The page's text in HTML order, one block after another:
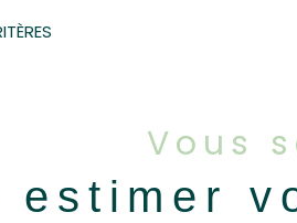
Vous
estimer